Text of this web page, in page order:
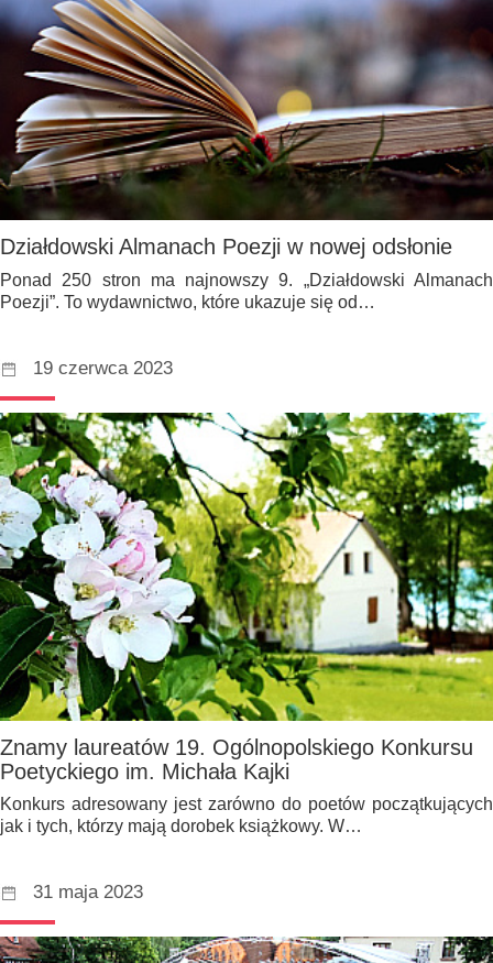
Działdowski Almanach Poezji w nowej odsłonie
Ponad 250 stron ma najnowszy 9. „Działdowski Almanach
Poezji”. To wydawnictwo, które ukazuje się od…
19 czerwca 2023
Znamy laureatów 19. Ogólnopolskiego Konkursu
Poetyckiego im. Michała Kajki
Konkurs adresowany jest zarówno do poetów początkujących
jak i tych, którzy mają dorobek książkowy. W…
31 maja 2023